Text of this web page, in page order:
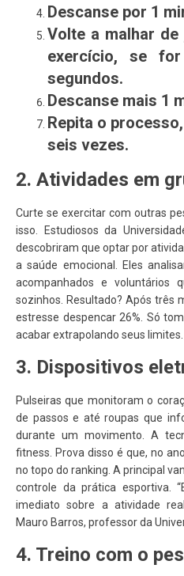
Descanse por 1
Volte a malhar
exercício, se
segundos.
Descanse mais 1
Repita o
seis vezes.
2. Atividades em
Curte se exercitar com outras
isso. Estudiosos da
descobriram que optar por
a saúde emocional. Eles
acompanhados e voluntários
sozinhos. Resultado? Após três
estresse despencar 26%. Só
acabar extrapolando seus limites.
3. Dispositivos
Pulseiras que monitoram o
de passos e até roupas que
durante um movimento. A
fitness. Prova disso é que, no
no topo do ranking. A principal
controle da prática esportiva.
imediato sobre a atividade
Mauro Barros, professor da
4. Treino com o